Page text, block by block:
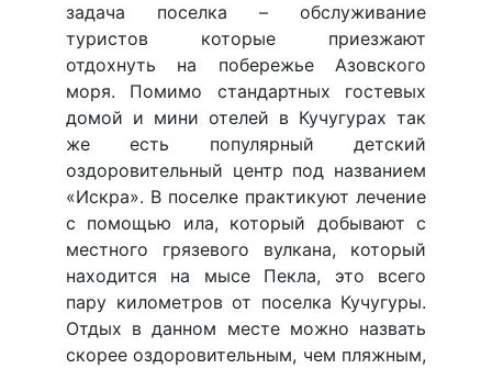
задача поселка – обслуживание
туристов которые приезжают
отдохнуть на побережье Азовского
моря. Помимо стандартных гостевых
домой и мини отелей в Кучугурах так
же есть популярный детский
оздоровительный центр под названием
«Искра». В поселке практикуют лечение
с помощью ила, который добывают с
местного грязевого вулкана, который
находится на мысе Пекла, это всего
пару километров от поселка Кучугуры.
Отдых в данном месте можно назвать
скорее оздоровительным, чем пляжным,